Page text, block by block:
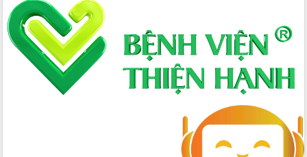
Xây dựng nông thôn mới: Nâng cao đời
sống người dân từ những mô hình thiết
thực
Quyết liệt tháo gỡ vướng mắc, đẩy
nhanh tiến độ các dự án trọng điểm
trong Khu kinh tế Nam Phú Yên
Hòn Yến phát triển du lịch gắn với bảo